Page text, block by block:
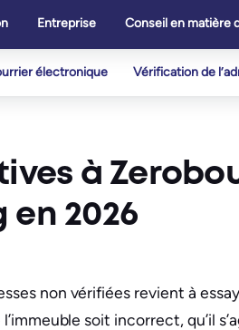
Entreprise Conseil en matière
électronique Vérification de
à
en 2026
non vérifiées revient à
soit incorrect, qu’il